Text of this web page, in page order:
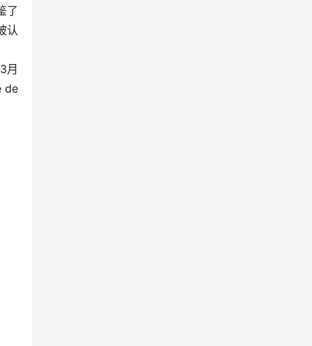
了
认
月
de